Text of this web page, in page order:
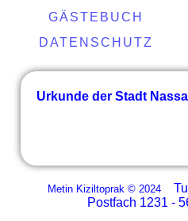
GÄSTEBUCH
DATENSCHUTZ
Urkunde der Stadt
Metin Kiziltoprak © 2024
Postfach 1231 -